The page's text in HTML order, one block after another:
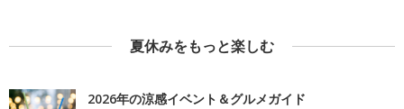
夏休みをもっと楽しむ
2026年の涼感イベント＆グルメガイド